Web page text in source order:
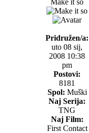
Pridružen/a:
uto 08 sij,
2008 10:38
pm
Postovi:
8181
Spol: Muški
Naj Serija:
TNG
Naj Film:
First Contact